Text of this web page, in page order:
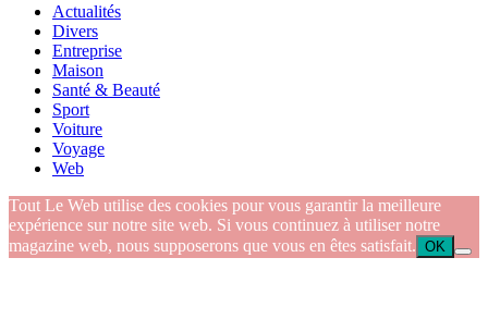
Actualités
Divers
Entreprise
Maison
Santé & Beauté
Sport
Voiture
Voyage
Web
Tout Le Web utilise des cookies pour vous garantir la meilleure
expérience sur notre site web. Si vous continuez à utiliser notre
magazine web, nous supposerons que vous en êtes satisfait. OK